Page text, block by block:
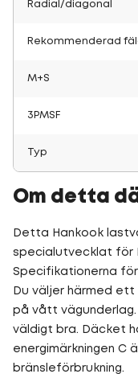
Radial/diagonal
Rekommenderad
M+S
3PMSF
Typ
Om detta
Detta Hankook
specialutvecklat för
Specifikationerna
Du väljer härmed ett
på vått
väldigt bra. Däcket
energimärkningen C
bränsleförbrukning.